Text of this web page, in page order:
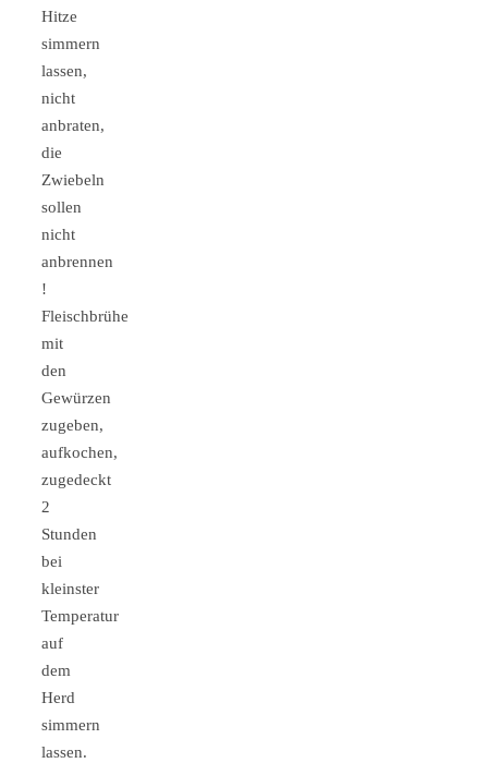
Hitze
simmern
lassen,
nicht
anbraten,
die
Zwiebeln
sollen
nicht
anbrennen
!
Fleischbrühe
mit
den
Gewürzen
zugeben,
aufkochen,
zugedeckt
2
Stunden
bei
kleinster
Temperatur
auf
dem
Herd
simmern
lassen.